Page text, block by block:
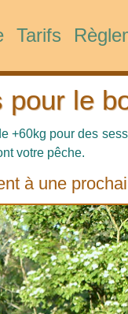
Tarifs
le
+60kg pour des
votre pêche.
à une